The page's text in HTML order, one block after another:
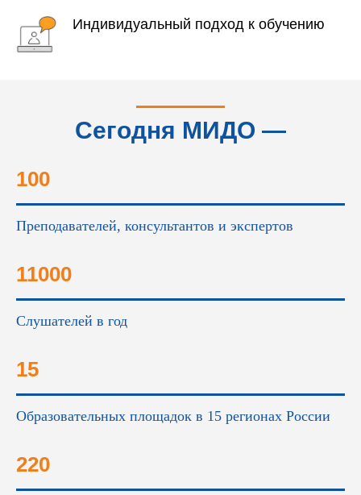
Индивидуальный подход к обучению
Сегодня МИДО —
100
Преподавателей, консультантов и экспертов
11000
Слушателей в год
15
Образовательных площадок в 15 регионах России
220